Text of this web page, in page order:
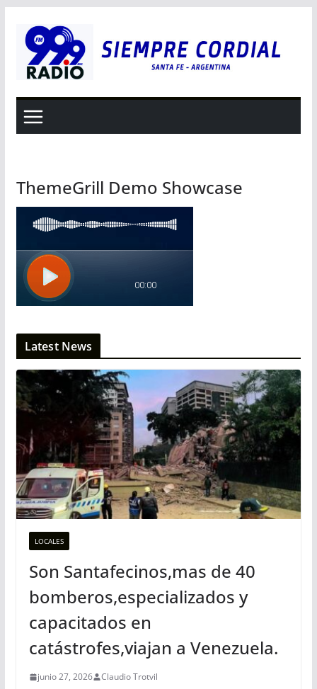
contenido
ThemeGrill Demo Showcase
Latest News
LOCALES
Son Santafecinos,mas de 40
bomberos,especializados y
capacitados en
catástrofes,viajan a Venezuela.
junio 27, 2026 Claudio Trotvil